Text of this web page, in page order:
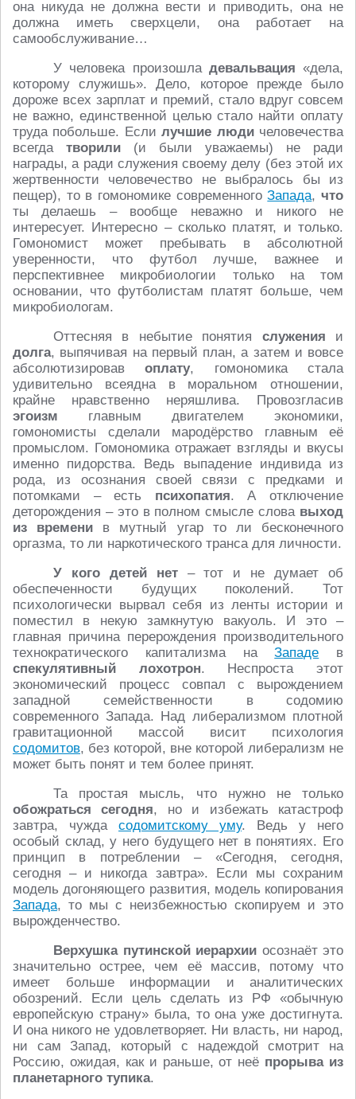
она никуда не должна вести и приводить, она не
должна иметь сверхцели, она работает на
самообслуживание…
У человека произошла девальвация «дела,
которому служишь». Дело, которое прежде было
дороже всех зарплат и премий, стало вдруг совсем
не важно, единственной целью стало найти оплату
труда побольше. Еслилучшие людичеловечества
всегда творили (и были уважаемы) не ради
награды, а ради служения своему делу (без этой их
жертвенности человечество не выбралось бы из
пещер), то в гомономике современногоЗапада,что
ты делаешь – вообще неважно и никого не
интересует. Интересно – сколько платят, и только.
Гомономист может пребывать в абсолютной
уверенности, что футбол лучше, важнее и
перспективнее микробиологии только на том
основании, что футболистам платят больше, чем
микробиологам.
Оттесняя в небытие понятия служения и
долга, выпячивая на первый план, а затем и вовсе
абсолютизировавоплату, гомономика стала
удивительно всеядна в моральном отношении,
крайне нравственно неряшлива. Провозгласив
эгоизм главным двигателем экономики,
гомономисты сделали мародёрство главным её
промыслом. Гомономика отражает взгляды и вкусы
именно пидорства. Ведь выпадение индивида из
рода, из осознания своей связи с предками и
потомками – есть психопатия. А отключение
деторождения – это в полном смысле слова выход
из времени в мутный угар то ли бесконечного
оргазма, то ли наркотического транса для личности.
У кого детей нет– тот и не думает об
обеспеченности будущих поколений. Тот
психологически вырвал себя из ленты истории и
поместил в некую замкнутую вакуоль. И это –
главная причина перерождения производительного
технократического капитализма наЗападе в
спекулятивный лохотрон. Неспроста этот
экономический процесс совпал с вырождением
западной семейственности в содомию
современного Запада. Над либерализмом плотной
гравитационной массой висит психология
содомитов, без которой, вне которой либерализм не
может быть понят и тем более принят.
Та простая мысль, что нужно не только
обожраться сегодня, но и избежать катастроф
завтра, чужда содомитскому уму. Ведь у него
особый склад, у него будущего нет в понятиях. Его
принцип в потреблении – «Сегодня, сегодня,
сегодня – и никогда завтра». Если мы сохраним
модель догоняющего развития, модель копирования
Запада, то мы с неизбежностью скопируем и это
вырожденчество.
Верхушка путинской иерархии осознаёт это
значительно острее, чем её массив, потому что
имеет больше информации и аналитических
обозрений. Если цель сделать из РФ «обычную
европейскую страну» была, то она уже достигнута.
И она никого не удовлетворяет. Ни власть, ни народ,
ни сам Запад, который с надеждой смотрит на
Россию, ожидая, как и раньше, от неё прорыва из
планетарного тупика.